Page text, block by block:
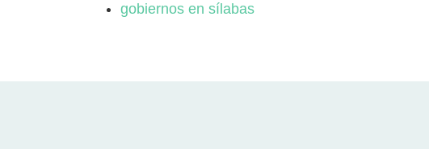
gobiernos en sílabas